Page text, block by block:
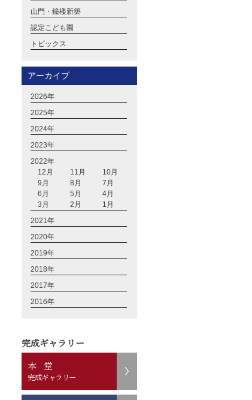
山門・鐘楼新築
認定こども園
トピックス
アーカイブ
2026年
2025年
2024年
2023年
2022年
12月
11月
10月
9月
8月
7月
6月
5月
4月
3月
2月
1月
2021年
2020年
2019年
2018年
2017年
2016年
完成ギャラリー
本 堂
完成ギャラリー